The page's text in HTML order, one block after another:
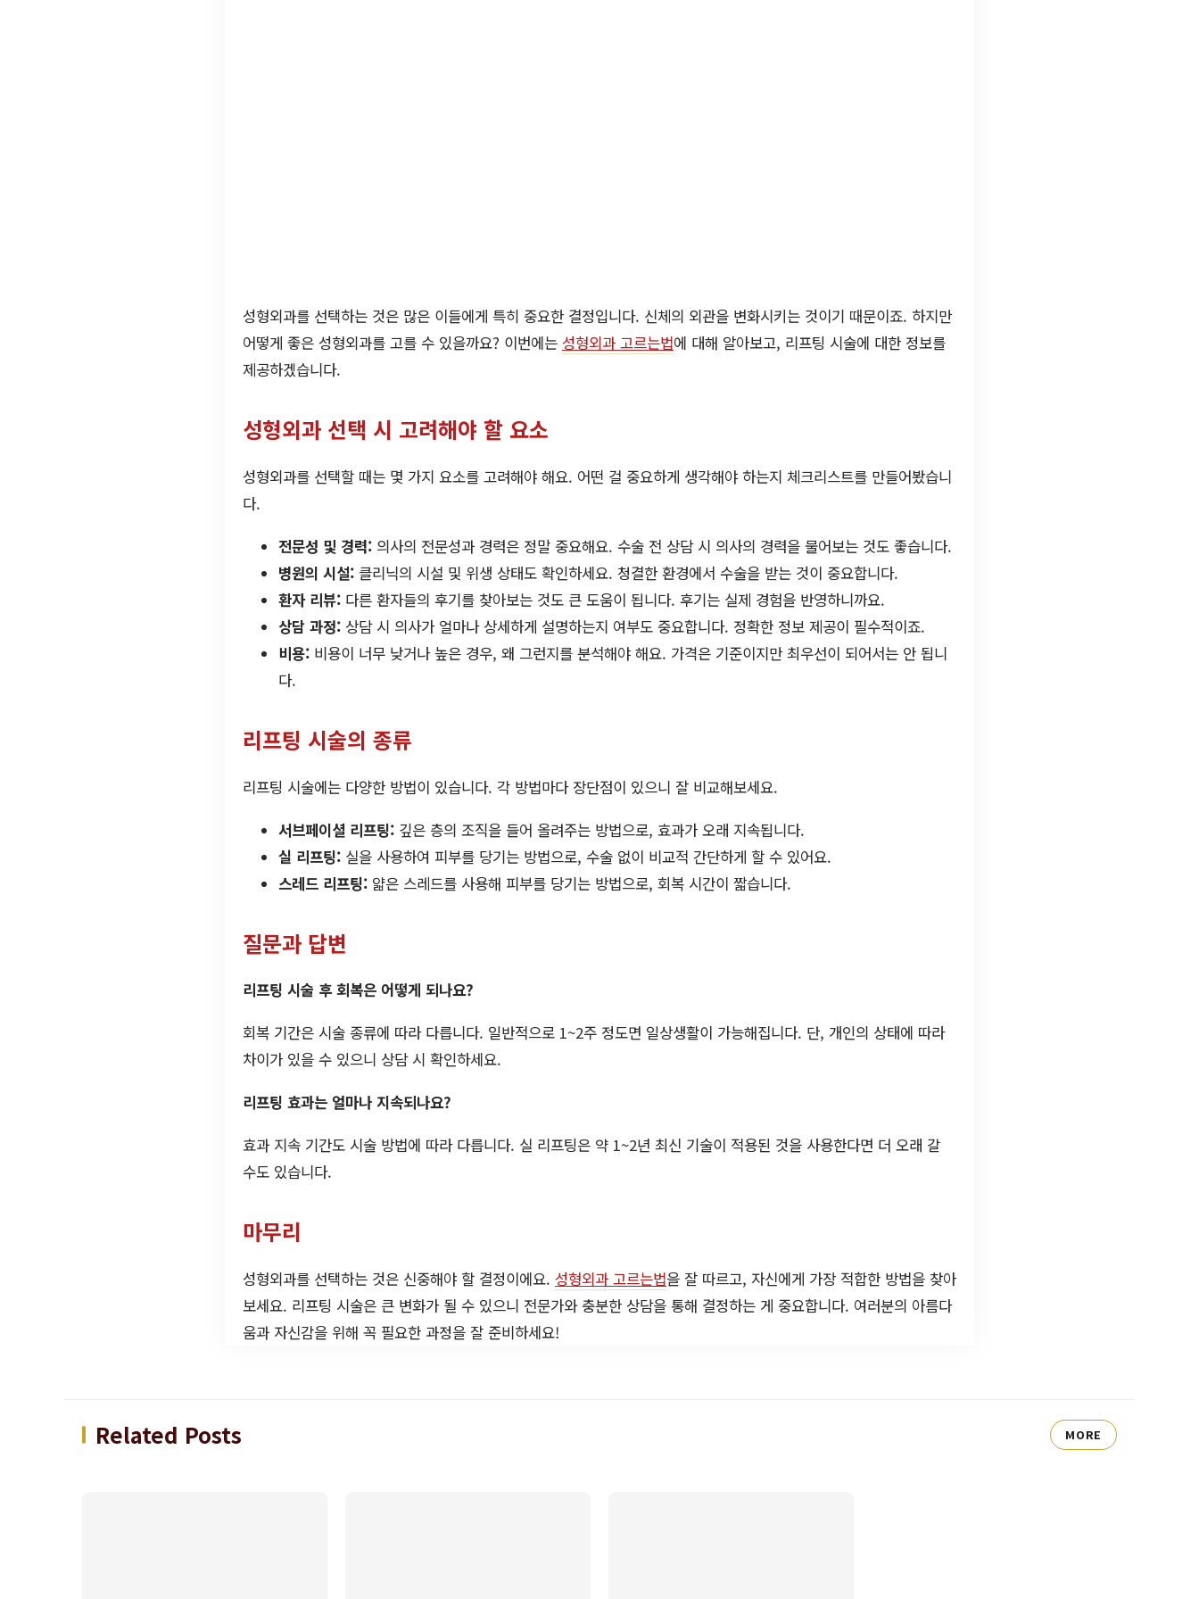
성형외과를 선택하는 것은 많은 이들에게 특히 중요한 결정입니다. 신체의 외관을 변화시키는 것이기 때문이죠. 하지만
어떻게 좋은 성형외과를 고를 수 있을까요? 이번에는 성형외과 고르는법에 대해 알아보고, 리프팅 시술에 대한 정보를
제공하겠습니다.
성형외과 선택 시 고려해야 할 요소
성형외과를 선택할 때는 몇 가지 요소를 고려해야 해요. 어떤 걸 중요하게 생각해야 하는지 체크리스트를 만들어봤습니
다.
전문성 및 경력: 의사의 전문성과 경력은 정말 중요해요. 수술 전 상담 시 의사의 경력을 물어보는 것도 좋습니다.
병원의 시설: 클리닉의 시설 및 위생 상태도 확인하세요. 청결한 환경에서 수술을 받는 것이 중요합니다.
환자 리뷰: 다른 환자들의 후기를 찾아보는 것도 큰 도움이 됩니다. 후기는 실제 경험을 반영하니까요.
상담 과정: 상담 시 의사가 얼마나 상세하게 설명하는지 여부도 중요합니다. 정확한 정보 제공이 필수적이죠.
비용: 비용이 너무 낮거나 높은 경우, 왜 그런지를 분석해야 해요. 가격은 기준이지만 최우선이 되어서는 안 됩니
다.
리프팅 시술의 종류
리프팅 시술에는 다양한 방법이 있습니다. 각 방법마다 장단점이 있으니 잘 비교해보세요.
서브페이셜 리프팅: 깊은 층의 조직을 들어 올려주는 방법으로, 효과가 오래 지속됩니다.
실 리프팅: 실을 사용하여 피부를 당기는 방법으로, 수술 없이 비교적 간단하게 할 수 있어요.
스레드 리프팅: 얇은 스레드를 사용해 피부를 당기는 방법으로, 회복 시간이 짧습니다.
질문과 답변
리프팅 시술 후 회복은 어떻게 되나요?
회복 기간은 시술 종류에 따라 다릅니다. 일반적으로 1~2주 정도면 일상생활이 가능해집니다. 단, 개인의 상태에 따라
차이가 있을 수 있으니 상담 시 확인하세요.
리프팅 효과는 얼마나 지속되나요?
효과 지속 기간도 시술 방법에 따라 다릅니다. 실 리프팅은 약 1~2년 최신 기술이 적용된 것을 사용한다면 더 오래 갈
수도 있습니다.
마무리
성형외과를 선택하는 것은 신중해야 할 결정이에요. 성형외과 고르는법을 잘 따르고, 자신에게 가장 적합한 방법을 찾아
보세요. 리프팅 시술은 큰 변화가 될 수 있으니 전문가와 충분한 상담을 통해 결정하는 게 중요합니다. 여러분의 아름다
움과 자신감을 위해 꼭 필요한 과정을 잘 준비하세요!
Related Posts MORE